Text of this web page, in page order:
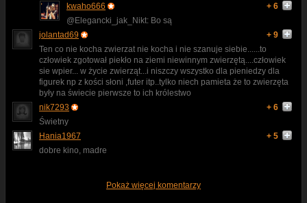
kwaho666
+ 6
@Elegancki_jak_Nikt: Bo są
jolantad69
+ 9
Ten co nie kocha zwierzat nie kocha i nie szanuje siebie......to
człowiek zgotował piekło na ziemi niewinnym zwierzętą....człowiek
sie wpier... w życie zwierząt...i niszczy wszystko dla pieniedzy dla
figurek np z kości słoni ,futer itp..tylko niech pamieta że to zwierzęta
były na świecie pierwsze to ich królestwo
nik7293
+ 6
Świetny
Hania1967
+ 5
dobre kino, madre
Pokaż więcej komentarzy